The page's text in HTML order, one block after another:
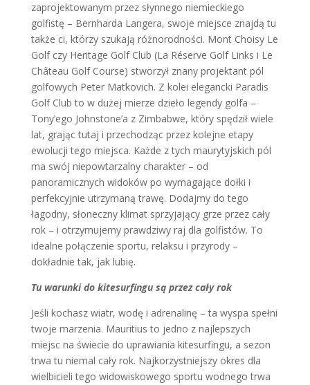
zaprojektowanym przez słynnego niemieckiego
golfistę – Bernharda Langera, swoje miejsce znajdą tu
także ci, którzy szukają różnorodności. Mont Choisy Le
Golf czy Heritage Golf Club (La Réserve Golf Links i Le
Château Golf Course) stworzył znany projektant pól
golfowych Peter Matkovich. Z kolei elegancki Paradis
Golf Club to w dużej mierze dzieło legendy golfa –
Tony’ego Johnstone’a z Zimbabwe, który spędził wiele
lat, grając tutaj i przechodząc przez kolejne etapy
ewolucji tego miejsca. Każde z tych maurytyjskich pól
ma swój niepowtarzalny charakter – od
panoramicznych widoków po wymagające dołki i
perfekcyjnie utrzymaną trawę. Dodajmy do tego
łagodny, słoneczny klimat sprzyjający grze przez cały
rok – i otrzymujemy prawdziwy raj dla golfistów. To
idealne połączenie sportu, relaksu i przyrody –
dokładnie tak, jak lubię.
Tu warunki do kitesurfingu są przez cały rok
Jeśli kochasz wiatr, wodę i adrenalinę – ta wyspa spełni
twoje marzenia. Mauritius to jedno z najlepszych
miejsc na świecie do uprawiania kitesurfingu, a sezon
trwa tu niemal cały rok. Najkorzystniejszy okres dla
wielbicieli tego widowiskowego sportu wodnego trwa